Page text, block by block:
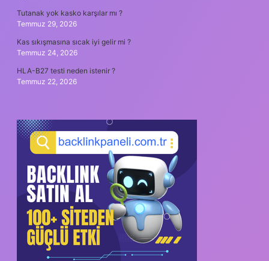
Tutanak yok kasko karşılar mı ?
Temmuz 29, 2026
Kas sıkışmasına sıcak iyi gelir mi ?
Temmuz 24, 2026
HLA-B27 testi neden istenir ?
Temmuz 22, 2026